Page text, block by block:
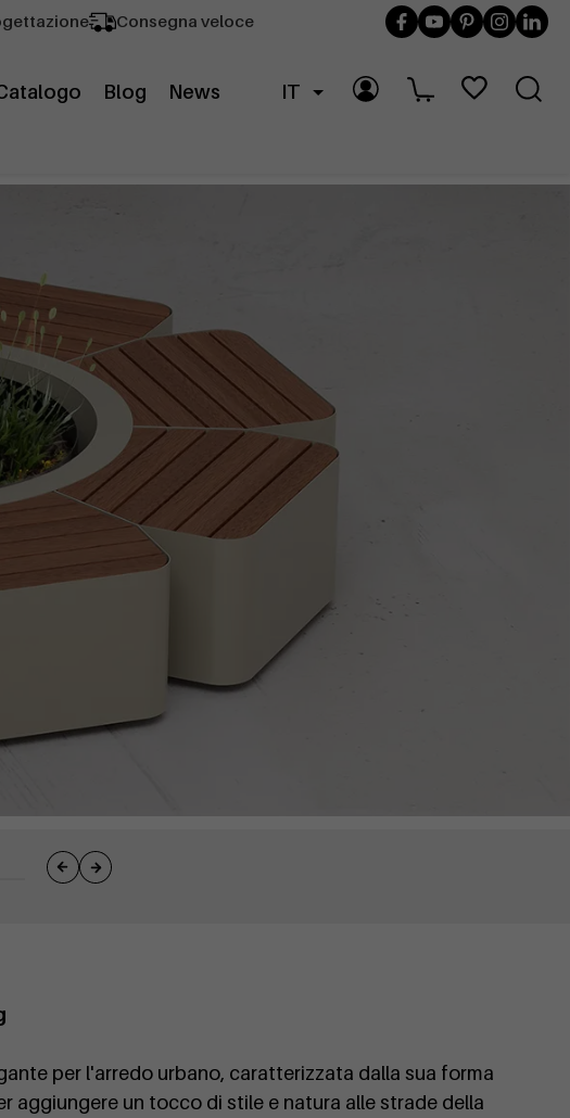
Consegna veloce
Blog News IT
per l'arredo urbano, caratterizzata dalla sua forma
aggiungere un tocco di stile e natura alle strade della